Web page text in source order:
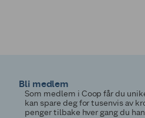
Bli medlem
Som medlem i Coop får du
kan spare deg for tusenvis av
penger tilbake hver gang du